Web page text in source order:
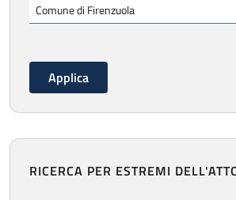
RICERCA PER ESTREMI